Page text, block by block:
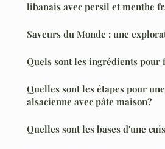
libanais avec persil et menthe
Saveurs du Monde : une
Quels sont les ingrédients pour
Quelles sont les étapes pour
alsacienne avec pâte maison?
Quelles sont les bases d'une